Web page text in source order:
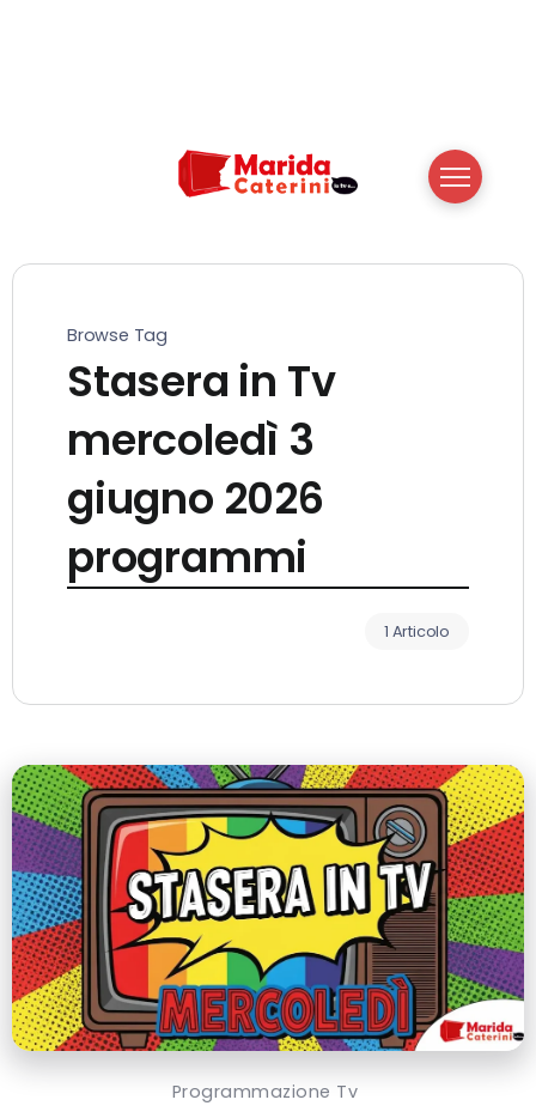
Browse Tag
Stasera in Tv
mercoledì 3
giugno 2026
programmi
1 Articolo
Programmazione Tv